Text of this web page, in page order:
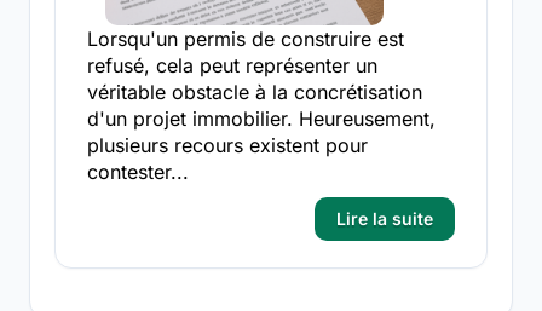
Lorsqu'un permis de construire est
refusé, cela peut représenter un
véritable obstacle à la concrétisation
d'un projet immobilier. Heureusement,
plusieurs recours existent pour
contester...
Lire la suite